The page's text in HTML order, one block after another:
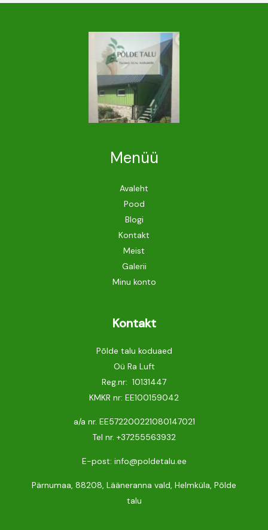
Menüü
Avaleht
Pood
Blogi
Kontakt
Meist
Galerii
Minu konto
Kontakt
Põlde talu koduaed
Oü Ra Luft
Reg.nr: 10131447
KMKR nr: EE100159042
a/a nr. EE572200221080147021
Tel nr. +37255563932
E-post: info@poldetalu.ee
Pärnumaa, 88208, Lääneranna vald, Helmküla, Põlde
talu